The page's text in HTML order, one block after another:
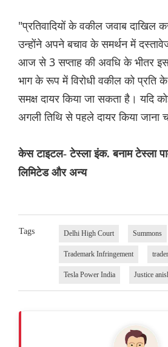
"प्रतिवादियों के वकील जवाब दाखिल
उन्होंने अपने बचाव के समर्थन में
आज से 3 सप्ताह की अवधि के भीतर
भाग के रूप में विरोधी वकील को प्रति
समक्ष दायर किया जा सकता है। यदि
अगली तिथि से पहले दायर किया जाना
केस टाइटल- टेस्ला इंक. बनाम टेस्ला
लिमिटेड और अन्य
Tags Delhi High Court Summons
Trademark Infringement
Tesla Power India Justice